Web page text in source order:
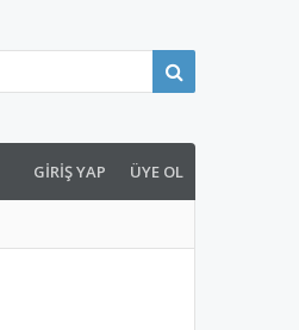
GIRIŞ YAP ÜYE OL